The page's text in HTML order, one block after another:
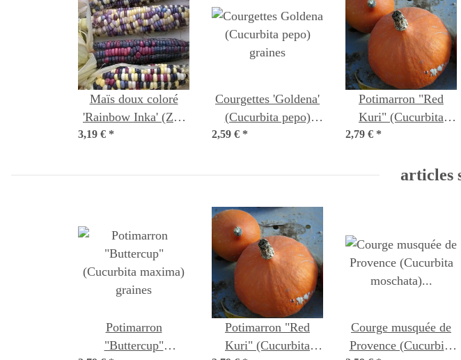
Maïs doux coloré
'Rainbow Inka' (Zea
mays) biologique
3,19 € *
Courgettes 'Goldena'
(Cucurbita pepo)
2,59 € *
Potimarron "Red
Kuri" (Cucurbita
maxima) Bio
2,79 € *
articles
Potimarron
"Buttercup"
Potimarron "Red
Kuri" (Cucurbita
Courge musquée de
Provence (Cucurbita